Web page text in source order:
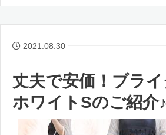
2021.08.30
丈夫で安価！ブラ
ホワイトSのご紹介♪